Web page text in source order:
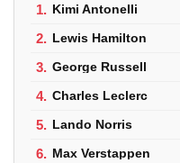
1. Kimi Antonelli
2. Lewis Hamilton
3. George Russell
4. Charles Leclerc
5. Lando Norris
6. Max Verstappen